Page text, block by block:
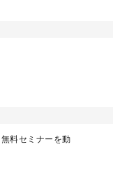
料セミナーを動